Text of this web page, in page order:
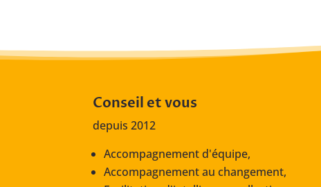
Conseil et vous
depuis 2012
Accompagnement d'équipe,
Accompagnement au changement,